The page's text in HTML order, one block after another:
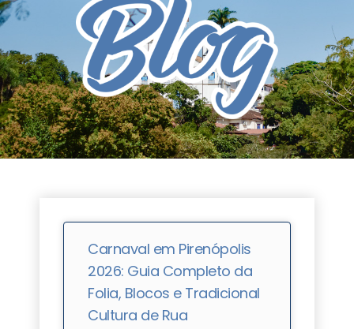
Carnaval em Pirenópolis
2026: Guia Completo da
Folia, Blocos e Tradicional
Cultura de Rua